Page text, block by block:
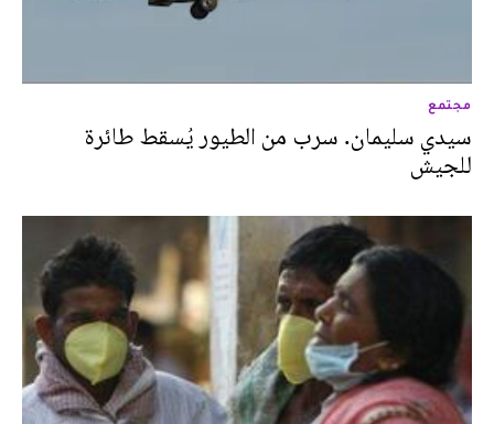
مجتمع
سيدي سليمان. سرب من الطيور يُسقط طائرة
للجيش